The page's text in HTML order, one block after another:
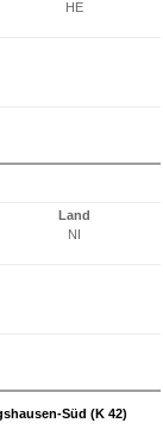
HE
Land
NI
Süd (K 42)